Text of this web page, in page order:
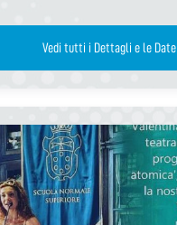
Vedi tutti i Dettagli e le Date